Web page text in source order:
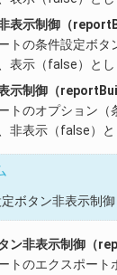
表示制御（
トの条件設定ボ
表示（false）とし
示制御（
トのオプション
非表示（false）と
ボタン非表示制
ン非表示制御（
トのエクスポー